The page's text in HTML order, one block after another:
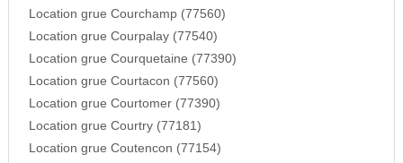
Location grue Courchamp (77560)
Location grue Courpalay (77540)
Location grue Courquetaine (77390)
Location grue Courtacon (77560)
Location grue Courtomer (77390)
Location grue Courtry (77181)
Location grue Coutencon (77154)